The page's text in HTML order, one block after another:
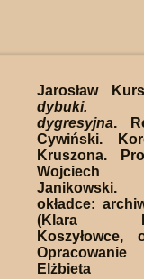
Jarosław
dybuki.
dygresyjna.
Cywiński.
Kruszona.
Wojciech
Janikowski.
okładce:
(Klara
Elżbieta